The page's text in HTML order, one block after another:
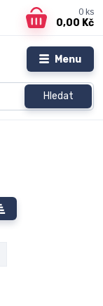
Menu
Hledat
0 ks
0,00 Kč